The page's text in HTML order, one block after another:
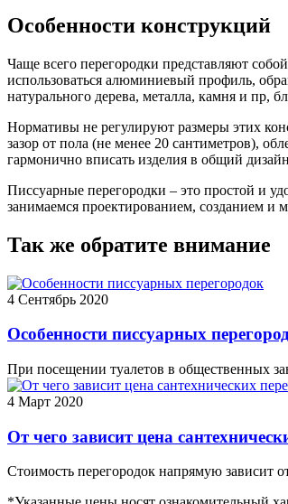
Особенности конструкций
Чаще всего перегородки представляют
использоваться алюминиевый профиль,
натурального дерева, металла, камня и пр,
Нормативы не регулируют размеры этих
зазор от пола (не менее 20 сантиметров),
гармонично вписать изделия в общий
Писсуарные перегородки – это простой и
занимаемся проектированием, созданием и
Так же обратите внимание
4 Сентябрь 2020
Особенности писсуарных
При посещении туалетов в общественных
4 Март 2020
От чего зависит цена
Стоимость перегородок напрямую зависит